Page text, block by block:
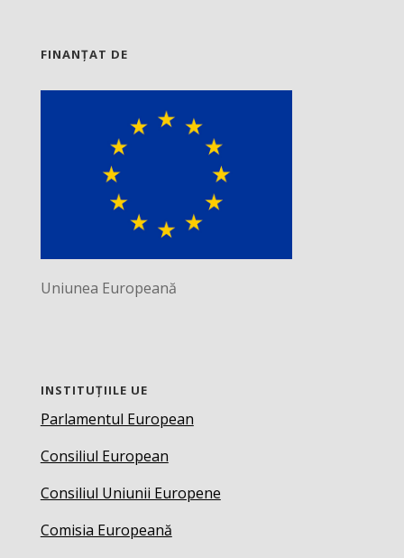
FINANȚAT DE
Uniunea Europeană
INSTITUȚIILE UE
Parlamentul European
Consiliul European
Consiliul Uniunii Europene
Comisia Europeană